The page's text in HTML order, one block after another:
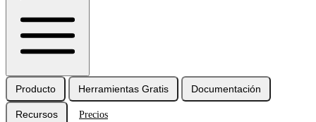
Producto Herramientas Gratis Documentación
Recursos Precios